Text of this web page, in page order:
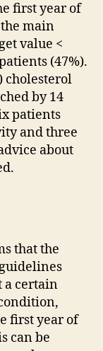
first year of
main
value <
(47%).
cholesterol
by 14
patients
and three
about
that the
a certain
first year of
can be